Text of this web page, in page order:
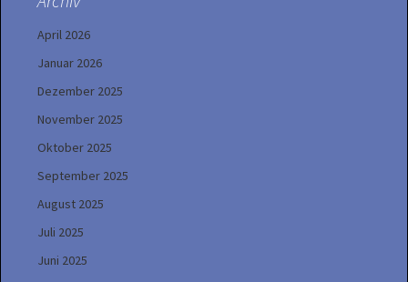
April 2026
Januar 2026
Dezember 2025
November 2025
Oktober 2025
September 2025
August 2025
Juli 2025
Juni 2025